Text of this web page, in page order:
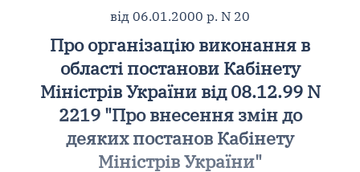
від 06.01.2000 р. N 20
Про організацію виконання в
області постанови Кабінету
Міністрів України від 08.12.99 N
2219 "Про внесення змін до
деяких постанов Кабінету
Міністрів України"